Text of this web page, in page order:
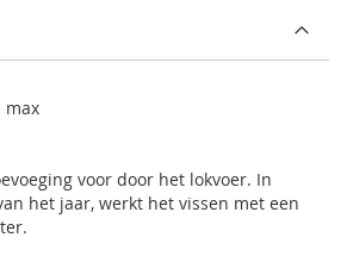
max
voor door het lokvoer. In
het jaar, werkt het vissen met een